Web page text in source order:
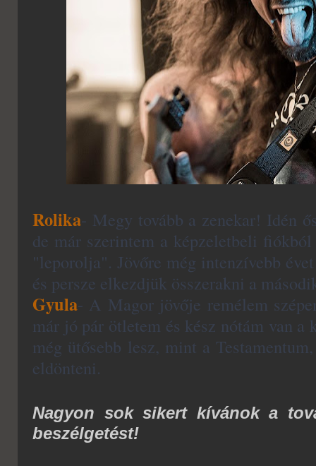
Rolika- Megy tovább a zenekar! Idén
de már szerintem a képzeletbeli
"leporolja". Jövőre még intenzívebb
és persze elkezdjük összerakni a
Gyula- A Magor jövője remélem
már jó pár ötletem és kész nótám van
még ütősebb lesz, mint a
eldönteni.
Nagyon sok sikert kívánok a
beszélgetést!